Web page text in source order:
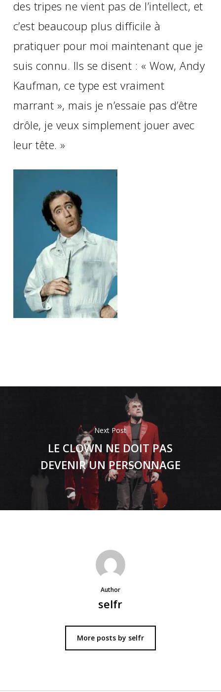
des tripes ne vient pas de l’intellect, et
c’est beaucoup plus difficile à
pratiquer pour moi maintenant que je
suis connu. Ils se disent : « Wow, Andy
Kaufman, ce type est vraiment
marrant », mais je n’essaie pas d’être
drôle, je veux simplement jouer avec
leur tête. »
Next Post
LE CLOWN NE DOIT PAS
DEVENIR UN PERSONNAGE
Author
selfr
More posts by selfr